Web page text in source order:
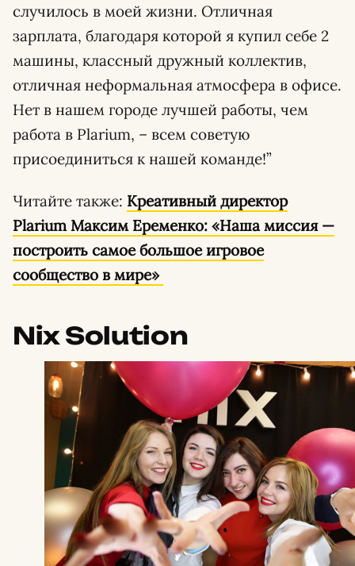
случилось в моей жизни. Отличная
зарплата, благодаря которой я купил себе 2
машины, классный дружный коллектив,
отличная неформальная атмосфера в офисе.
Нет в нашем городе лучшей работы, чем
работа в Plarium, – всем советую
присоединиться к нашей команде!”
Читайте также: Креативный директор
Plarium Максим Еременко: «Наша миссия —
построить самое большое игровое
сообщество в мире»
Nix Solution